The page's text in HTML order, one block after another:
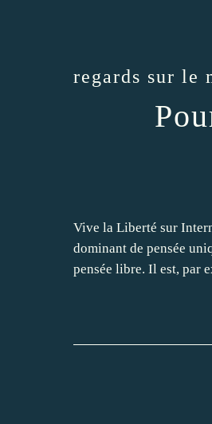
regards sur le
Vive la Liberté sur
dominant de pensée
pensée libre. Il est, par